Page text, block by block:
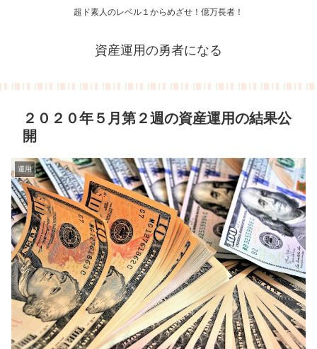
超ド素人のレベル１からめざせ！億万長者！
資産運用の勇者になる
２０２０年５月第２週の資産運用の結果公
開
運用